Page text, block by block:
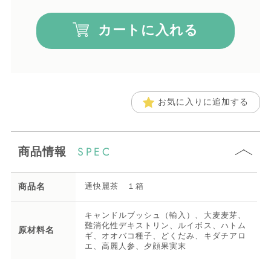
カートに入れる
お気に入りに追加する
商品情報 SPEC
商品名 通快麗茶 １箱
原材料名
キャンドルブッシュ（輸入）、大麦麦芽、
難消化性デキストリン、ルイボス、ハトム
ギ、オオバコ種子、どくだみ、キダチアロ
エ、高麗人参、夕顔果実末